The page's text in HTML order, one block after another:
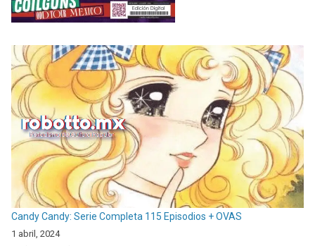
Candy Candy: Serie Completa 115 Episodios + OVAS
1 abril, 2024